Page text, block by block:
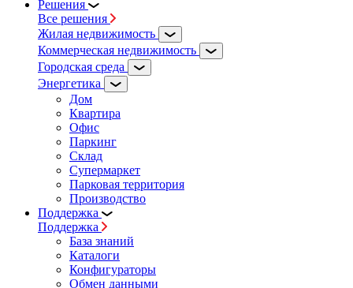
Решения
Все решения
Жилая недвижимость
Коммерческая недвижимость
Городская среда
Энергетика
Дом
Квартира
Офис
Паркинг
Склад
Супермаркет
Парковая территория
Производство
Поддержка
Поддержка
База знаний
Каталоги
Конфигураторы
Обмен данными